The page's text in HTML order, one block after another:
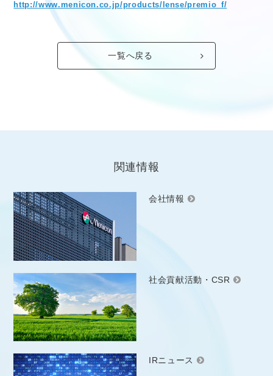
http://www.menicon.co.jp/products/lense/premio_f/
一覧へ戻る
関連情報
会社情報
社会貢献活動・CSR
IRニュース